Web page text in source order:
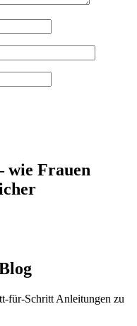
wie Frauen
für-Schritt Anleitungen zu